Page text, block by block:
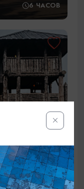
6 ЧАСОВ
замок
Кауп